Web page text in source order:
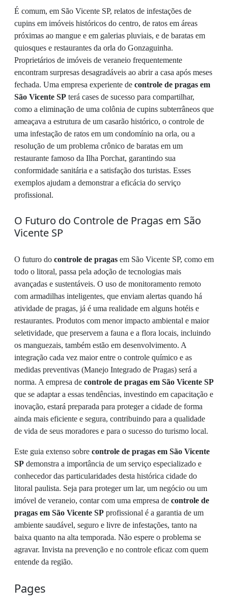
É comum, em São Vicente SP, relatos de infestações de
cupins em imóveis históricos do centro, de ratos em áreas
próximas ao mangue e em galerias pluviais, e de baratas em
quiosques e restaurantes da orla do Gonzaguinha.
Proprietários de imóveis de veraneio frequentemente
encontram surpresas desagradáveis ao abrir a casa após meses
fechada. Uma empresa experiente de controle de pragas em
São Vicente SP terá cases de sucesso para compartilhar,
como a eliminação de uma colônia de cupins subterrâneos que
ameaçava a estrutura de um casarão histórico, o controle de
uma infestação de ratos em um condomínio na orla, ou a
resolução de um problema crônico de baratas em um
restaurante famoso da Ilha Porchat, garantindo sua
conformidade sanitária e a satisfação dos turistas. Esses
exemplos ajudam a demonstrar a eficácia do serviço
profissional.
O Futuro do Controle de Pragas em São
Vicente SP
O futuro do controle de pragas em São Vicente SP, como em
todo o litoral, passa pela adoção de tecnologias mais
avançadas e sustentáveis. O uso de monitoramento remoto
com armadilhas inteligentes, que enviam alertas quando há
atividade de pragas, já é uma realidade em alguns hotéis e
restaurantes. Produtos com menor impacto ambiental e maior
seletividade, que preservem a fauna e a flora locais, incluindo
os manguezais, também estão em desenvolvimento. A
integração cada vez maior entre o controle químico e as
medidas preventivas (Manejo Integrado de Pragas) será a
norma. A empresa de controle de pragas em São Vicente SP
que se adaptar a essas tendências, investindo em capacitação e
inovação, estará preparada para proteger a cidade de forma
ainda mais eficiente e segura, contribuindo para a qualidade
de vida de seus moradores e para o sucesso do turismo local.
Este guia extenso sobre controle de pragas em São Vicente
SP demonstra a importância de um serviço especializado e
conhecedor das particularidades desta histórica cidade do
litoral paulista. Seja para proteger um lar, um negócio ou um
imóvel de veraneio, contar com uma empresa de controle de
pragas em São Vicente SP profissional é a garantia de um
ambiente saudável, seguro e livre de infestações, tanto na
baixa quanto na alta temporada. Não espere o problema se
agravar. Invista na prevenção e no controle eficaz com quem
entende da região.
Pages